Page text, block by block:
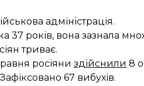
адміністрація.
37 років, вона зазнала
триває.
росіяни здійснили 8
67 вибухів.